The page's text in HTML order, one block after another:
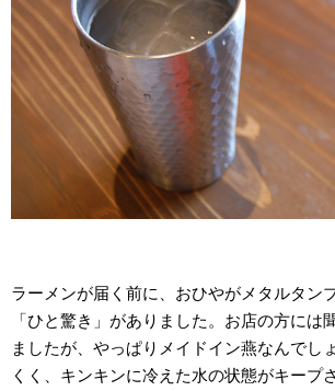
ラーメンが届く前に、おひやがメタルタン
「ひと驚き」がありました。お店の方には
ましたが、やっぱりメイドイン燕なんでし
くく、キンキンに冷えた水の状態がキープ